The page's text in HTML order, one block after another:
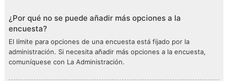
¿Por qué no se puede añadir más opciones a la
encuesta?
El límite para opciones de una encuesta está fijado por la
administración. Si necesita añadir más opciones a la encuesta,
comuníquese con La Administración.